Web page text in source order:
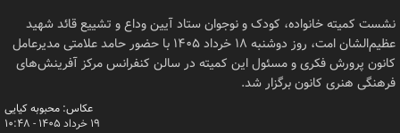
نشست کمیته خانواده، کودک و نوجوان ستاد آیین وداع و تشییع قائد شهید
عظیم‌الشان امت، روز دوشنبه ۱۸ خرداد ۱۴۰۵ با حضور حامد علامتی مدیرعامل
کانون پرورش فکری و مسئول این کمیته در سالن کنفرانس مرکز آفرینش‌های
فرهنگی هنری کانون برگزار شد.
عکاس: محبوبه کیایی
۱۹ خرداد ۱۴۰۵ - ۱۰:۴۸